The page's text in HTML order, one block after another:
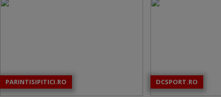
PARINTISIPITICI.RO DCSPORT.RO